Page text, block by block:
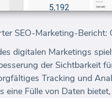
SEO-Marketing-
digitalen Marketings
der Sichtbarkeit
Tracking und
eine Fülle von Daten